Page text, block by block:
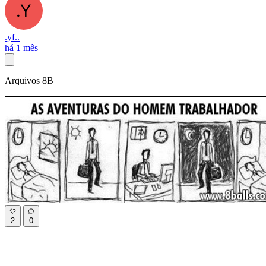
.yf..
há 1 mês
Arquivos 8B
2 0